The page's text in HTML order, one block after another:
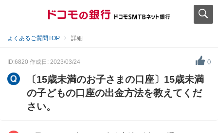
よくあるご質問TOP 詳細
ID:6820 作成日: 2023/03/24 0
〔15歳未満のお子さまの口座〕15歳未満
の子どもの口座の出金方法を教えてくだ
さい。